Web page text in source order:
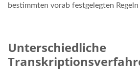
bestimmten vorab festgelegten
Unterschiedliche